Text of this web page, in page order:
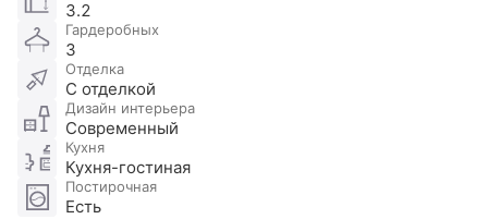
3.2
Гардеробных
3
Отделка
С отделкой
Дизайн интерьера
Современный
Кухня
Кухня-гостиная
Постирочная
Есть